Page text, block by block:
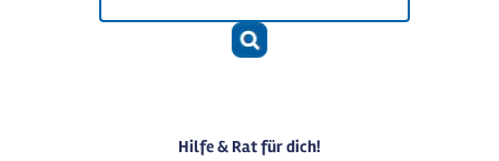
Hilfe & Rat für dich!